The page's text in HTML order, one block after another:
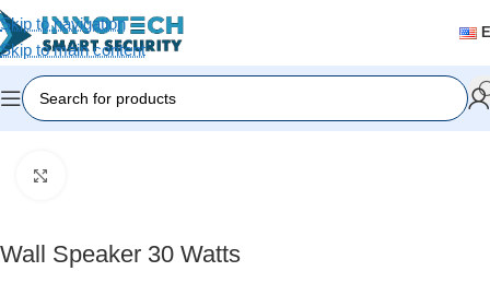
Skip to navigation
Skip to main content
Home/Accessories
Wall Speaker 30 Watts